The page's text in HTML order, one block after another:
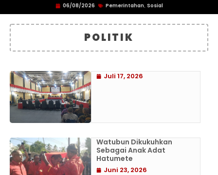
06/08/2026 Pemerintahan, Sosial
POLITIK
Juli 17, 2026
Watubun Dikukuhkan
Sebagai Anak Adat
Hatumete
Juni 23, 2026